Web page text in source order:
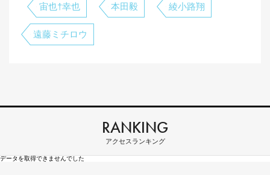
宙也†幸也 本田毅 綾小路翔
遠藤ミチロウ
RANKING
アクセスランキング
データを取得できませんでした